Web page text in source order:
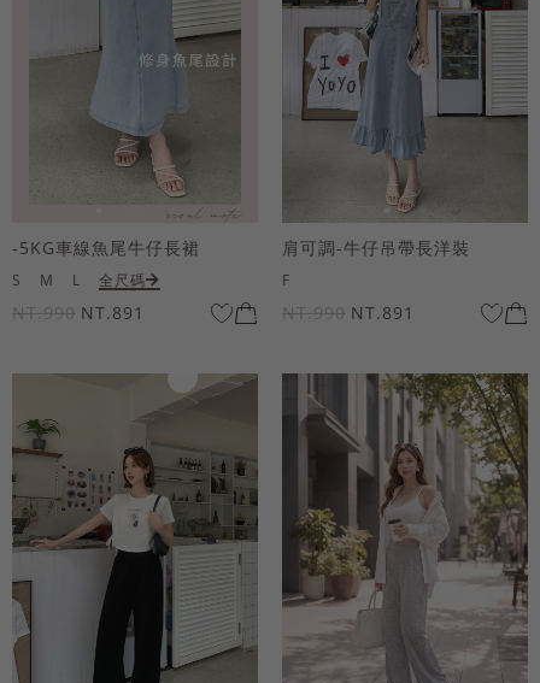
-5KG車線魚尾牛仔長裙
S M L 全尺碼
NT.990 NT.891
肩可調-牛仔吊帶長洋裝
F
NT.990 NT.891